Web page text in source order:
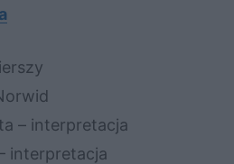
– interpretacja
interpretacja